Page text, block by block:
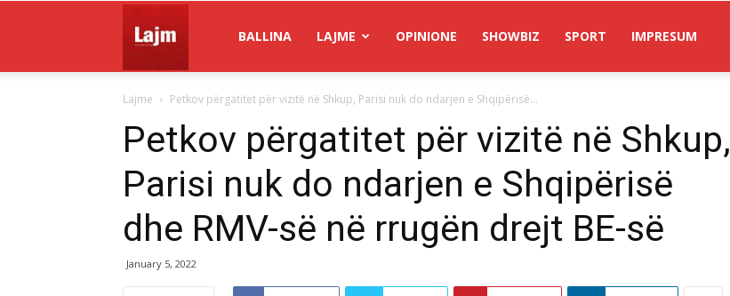
Lajm
BALLINA LAJME OPINIONE SHOWBIZ SPORT IMPRESUM
Lajme Petkov përgatitet për vizitë në Shkup, Parisi nuk do ndarjen e Shqipërisë...
Petkov përgatitet për vizitë në Shkup,
Parisi nuk do ndarjen e Shqipërisë
dhe RMV-së në rrugën drejt BE-së
January 5, 2022